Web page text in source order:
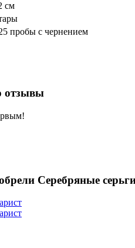
см
пробы c чернением
отзывы
Серебряные